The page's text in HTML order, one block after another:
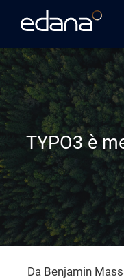
TYPO3 è
Da Benjamin